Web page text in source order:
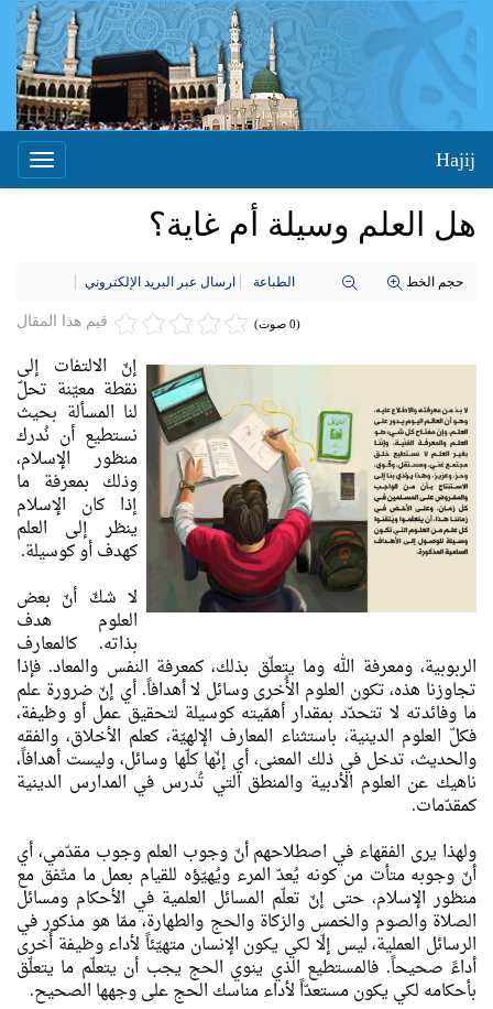
Toggle
Hajij
هل العلم وسيلة أم غاية؟
حجم الخط الطباعة ارسال عبر البريد الإلكتروني
قيم هذا المقال (0 صوت)
إنّ الالتفات إلى
نقطة معيّنة تحلّ
لنا المسألة بحيث
نستطيع أن نُدرك
منظور الإسلام،
وذلك بمعرفة ما
إذا كان الإسلام
ينظر إلى العلم
كهدف أو كوسيلة.
لا شكّ أنّ بعض
العلوم هدف
بذاته. كالمعارف
الربوبية، ومعرفة الله وما يتعلّق بذلك، كمعرفة النفس والمعاد. فإذا
تجاوزنا هذه، تكون العلوم الأُخرى وسائل لا أهدافاً. أي إنّ ضرورة علم
ما وفائدته لا تتحدّد بمقدار أهمّيته كوسيلة لتحقيق عمل أو وظيفة،
فكلّ العلوم الدينية، باستثناء المعارف الإلهيّة، كعلم الأخلاق، والفقه
والحديث، تدخل في ذلك المعنى، أي إنّها كلّها وسائل، وليست أهدافاً،
ناهيك عن العلوم الأدبية والمنطق التي تُدرس في المدارس الدينية
كمقدّمات.
ولهذا يرى الفقهاء في اصطلاحهم أنّ وجوب العلم وجوب مقدّمي، أي
أنّ وجوبه متأت من كونه يُعدّ المرء ويُهيّؤه للقيام بعمل ما متّفق مع
منظور الإسلام، حتى إنّ تعلّم المسائل العلمية في الأحكام ومسائل
الصلاة والصوم والخمس والزكاة والحج والطهارة، ممّا هو مذكور في
الرسائل العملية، ليس إلّا لكي يكون الإنسان متهيّئاً لأداء وظيفة أُخرى
أداءً صحيحاً. فالمستطيع الذي ينوي الحج يجب أن يتعلّم ما يتعلّق
بأحكامه لكي يكون مستعدّاً لأداء مناسك الحج على وجهها الصحيح.